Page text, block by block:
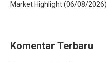
Market Highlight (06/08/2026)
Komentar Terbaru